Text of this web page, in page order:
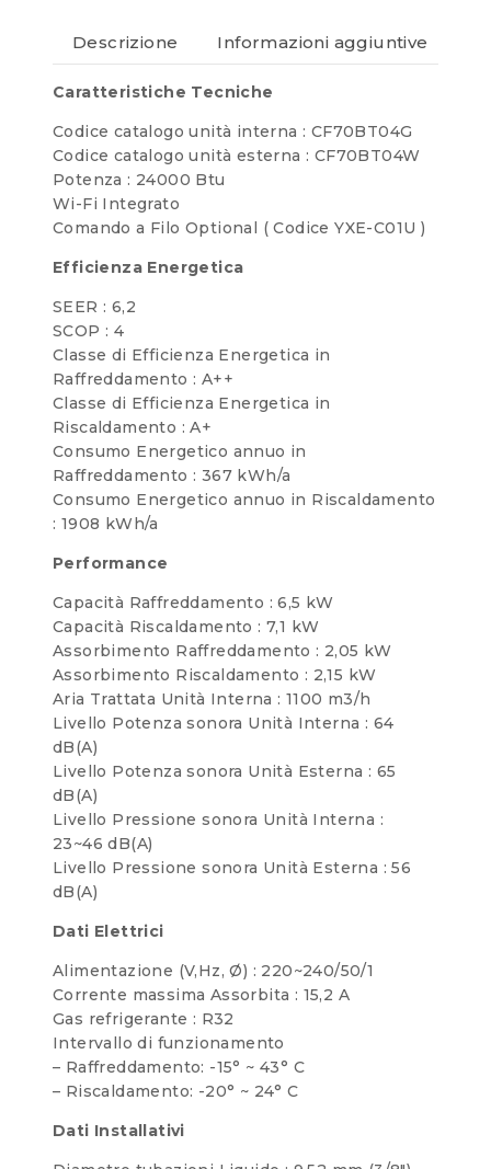
Descrizione Informazioni aggiuntive
Caratteristiche Tecniche
Codice catalogo unità interna : CF70BT04G
Codice catalogo unità esterna : CF70BT04W
Potenza : 24000 Btu
Wi-Fi Integrato
Comando a Filo Optional ( Codice YXE-C01U )
Efficienza Energetica
SEER : 6,2
SCOP : 4
Classe di Efficienza Energetica in
Raffreddamento : A++
Classe di Efficienza Energetica in
Riscaldamento : A+
Consumo Energetico annuo in
Raffreddamento : 367 kWh/a
Consumo Energetico annuo in Riscaldamento
: 1908 kWh/a
Performance
Capacità Raffreddamento : 6,5 kW
Capacità Riscaldamento : 7,1 kW
Assorbimento Raffreddamento : 2,05 kW
Assorbimento Riscaldamento : 2,15 kW
Aria Trattata Unità Interna : 1100 m3/h
Livello Potenza sonora Unità Interna : 64
dB(A)
Livello Potenza sonora Unità Esterna : 65
dB(A)
Livello Pressione sonora Unità Interna :
23~46 dB(A)
Livello Pressione sonora Unità Esterna : 56
dB(A)
Dati Elettrici
Alimentazione (V,Hz, Ø) : 220~240/50/1
Corrente massima Assorbita : 15,2 A
Gas refrigerante : R32
Intervallo di funzionamento
– Raffreddamento: -15° ~ 43° C
– Riscaldamento: -20° ~ 24° C
Dati Installativi